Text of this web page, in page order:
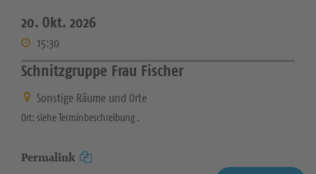
20. Okt. 2026
15:30
Schnitzgruppe Frau Fischer
Sonstige Räume und Orte
Ort: siehe Terminbeschreibung .
Permalink